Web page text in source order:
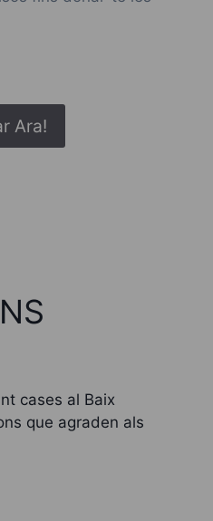
Ara!
cases al Baix
que agraden als